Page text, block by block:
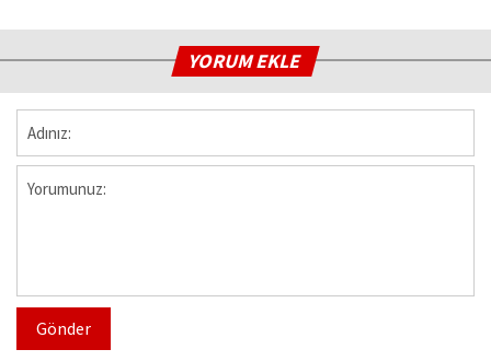
YORUM EKLE
Gönder